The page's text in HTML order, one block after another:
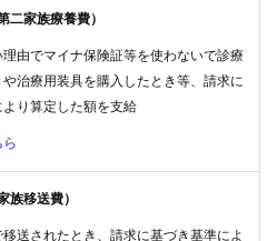
二家族療養費）
由でマイナ保険証等を使わないで診療
治療用装具を購入したとき等、請求に
り算定した額を支給
ら
族移送費）
移送されたとき、請求に基づき基準によ